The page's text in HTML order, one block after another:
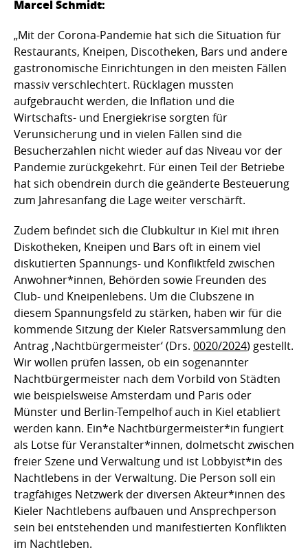
Marcel Schmidt:
„Mit der Corona-Pandemie hat sich die Situation für
Restaurants, Kneipen, Discotheken, Bars und andere
gastronomische Einrichtungen in den meisten Fällen
massiv verschlechtert. Rücklagen mussten
aufgebraucht werden, die Inflation und die
Wirtschafts- und Energiekrise sorgten für
Verunsicherung und in vielen Fällen sind die
Besucherzahlen nicht wieder auf das Niveau vor der
Pandemie zurückgekehrt. Für einen Teil der Betriebe
hat sich obendrein durch die geänderte Besteuerung
zum Jahresanfang die Lage weiter verschärft.
Zudem befindet sich die Clubkultur in Kiel mit ihren
Diskotheken, Kneipen und Bars oft in einem viel
diskutierten Spannungs- und Konfliktfeld zwischen
Anwohner*innen, Behörden sowie Freunden des
Club- und Kneipenlebens. Um die Clubszene in
diesem Spannungsfeld zu stärken, haben wir für die
kommende Sitzung der Kieler Ratsversammlung den
Antrag ‚Nachtbürgermeister‘ (Drs. 0020/2024) gestellt.
Wir wollen prüfen lassen, ob ein sogenannter
Nachtbürgermeister nach dem Vorbild von Städten
wie beispielsweise Amsterdam und Paris oder
Münster und Berlin-Tempelhof auch in Kiel etabliert
werden kann. Ein*e Nachtbürgermeister*in fungiert
als Lotse für Veranstalter*innen, dolmetscht zwischen
freier Szene und Verwaltung und ist Lobbyist*in des
Nachtlebens in der Verwaltung. Die Person soll ein
tragfähiges Netzwerk der diversen Akteur*innen des
Kieler Nachtlebens aufbauen und Ansprechperson
sein bei entstehenden und manifestierten Konflikten
im Nachtleben.